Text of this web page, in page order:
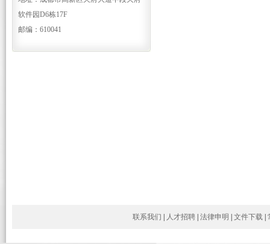
软件园D6栋17F
邮编：610041
联系我们 人才招聘 法律申明 文件下载